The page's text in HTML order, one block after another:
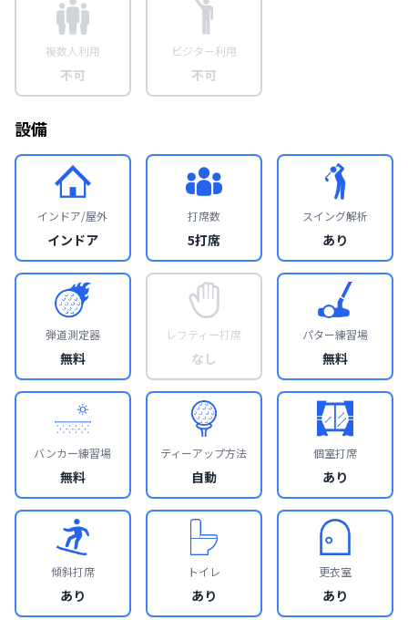
複数人利用
不可
ビジター利用
不可
設備
インドア/屋外
インドア
打席数
5打席
スイング解析
あり
弾道測定器
無料
レフティー打席
なし
パター練習場
無料
バンカー練習場
無料
ティーアップ方法
自動
個室打席
あり
傾斜打席
あり
トイレ
あり
更衣室
あり